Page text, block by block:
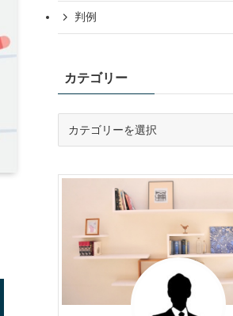
判例
カテゴリー
リ